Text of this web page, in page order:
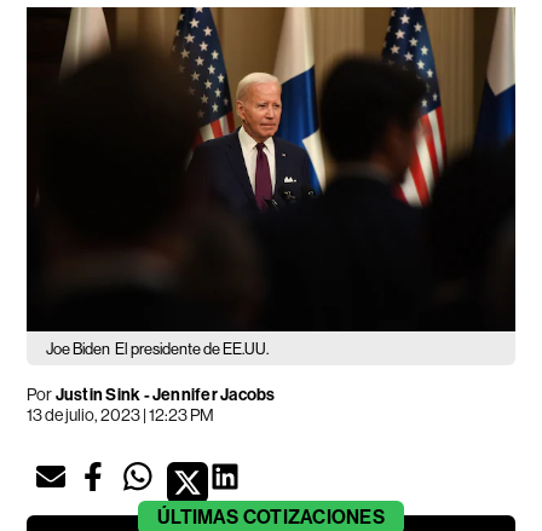
Joe Biden El presidente de EE.UU.
PorJustin Sink - Jennifer Jacobs
13 de julio, 2023 | 12:23 PM
ÚLTIMAS COTIZACIONES